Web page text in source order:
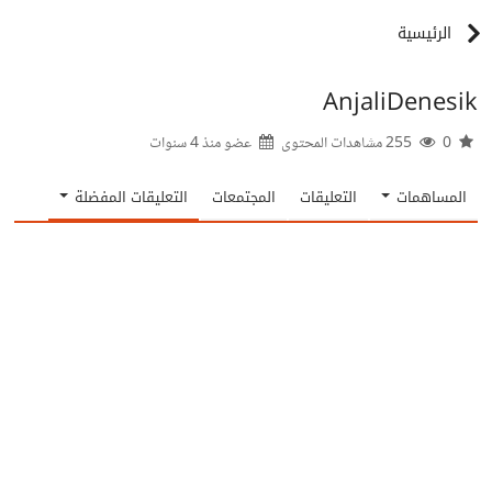
الرئيسية
AnjaliDenesik
عضو منذ4 سنوات
المساهمات التعليقات المجتمعات التعليقات المفضلة